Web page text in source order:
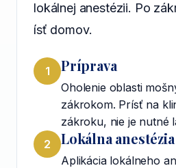
lokálnej anestézii. Po
ísť domov.
1 Príprava
Oholenie oblasti
zákrokom. Prísť na
zákroku, nie je nutné
2
Lokálna anestézia
Aplikácia lokálneho